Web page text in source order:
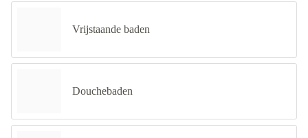
Vrijstaande baden
Douchebaden